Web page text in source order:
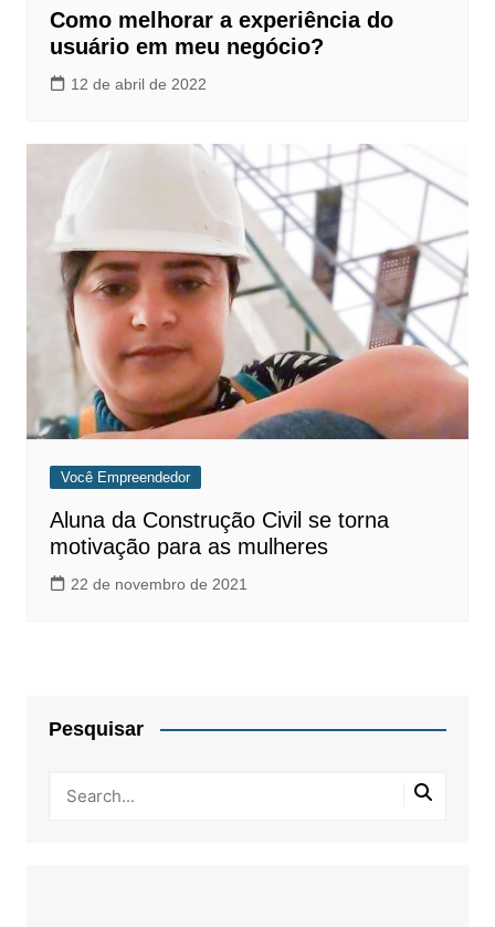
Como melhorar a experiência do
usuário em meu negócio?
12 de abril de 2022
Você Empreendedor
Aluna da Construção Civil se torna
motivação para as mulheres
22 de novembro de 2021
Pesquisar